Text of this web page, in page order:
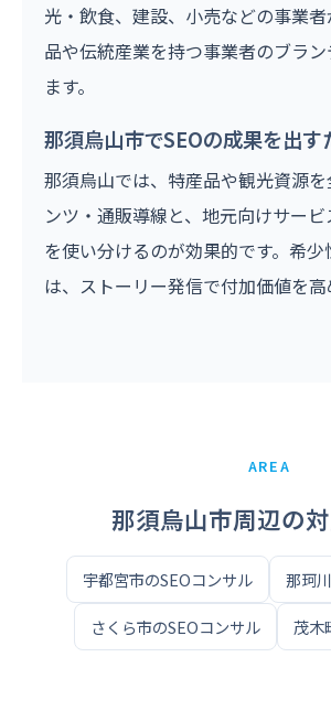
光・飲食、建設、小売などの事業
品や伝統産業を持つ事業者のブラ
ます。
那須烏山市でSEOの成果を出す
那須烏山では、特産品や観光資源
ンツ・通販導線と、地元向けサー
を使い分けるのが効果的です。希
は、ストーリー発信で付加価値を高
AREA
那須烏山市周辺の
宇都宮市のSEOコンサル 那珂
さくら市のSEOコンサル 茂木